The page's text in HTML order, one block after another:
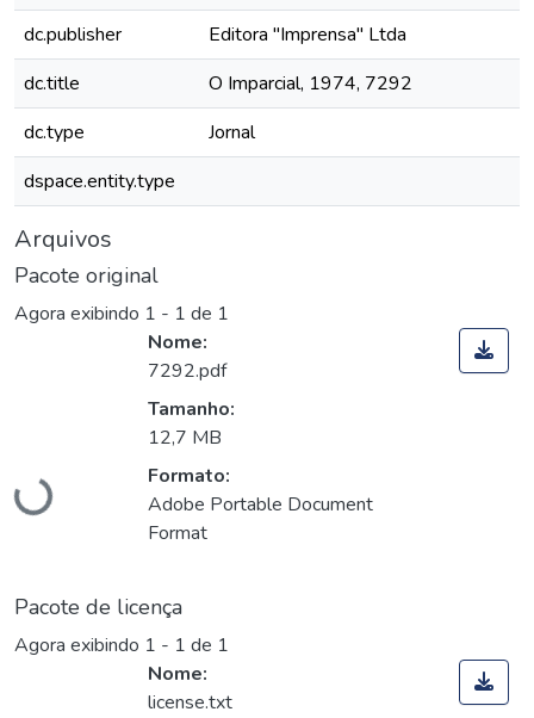
dc.publisher
Editora "Imprensa" Ltda
dc.title
O Imparcial, 1974, 7292
dc.type
Jornal
dspace.entity.type
Arquivos
Pacote original
Agora exibindo 1 - 1 de 1
Carregando...
Nome:
7292.pdf
Tamanho:
12,7 MB
Formato:
Adobe Portable Document
Format
Pacote de licença
Agora exibindo 1 - 1 de 1
Nome:
license.txt